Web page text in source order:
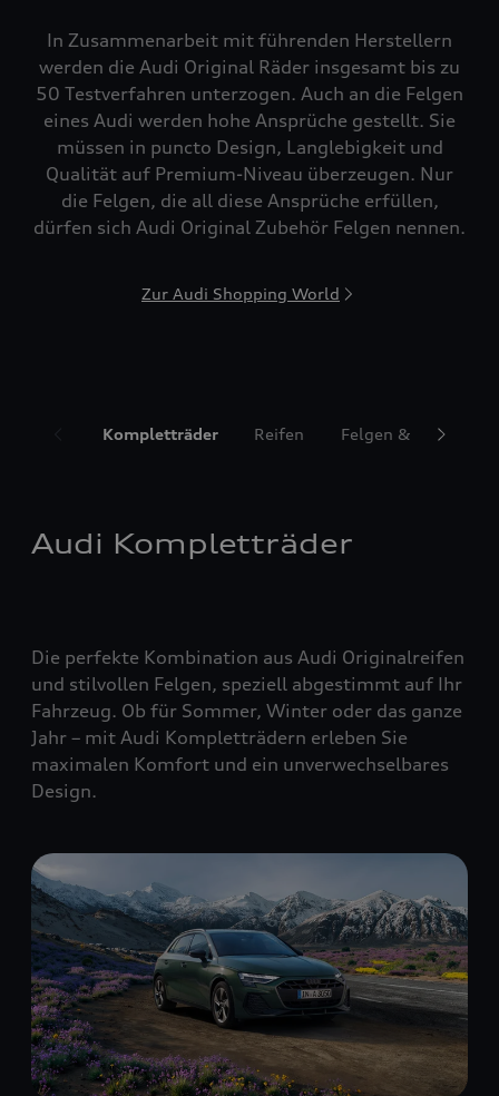
In Zusammenarbeit mit führenden Herstellern
werden die Audi Original Räder insgesamt bis zu
50 Testverfahren unterzogen. Auch an die Felgen
eines Audi werden hohe Ansprüche gestellt. Sie
müssen in puncto Design, Langlebigkeit und
Qualität auf Premium-Niveau überzeugen. Nur
die Felgen, die all diese Ansprüche erfüllen,
dürfen sich Audi Original Zubehör Felgen nennen.
Zur Audi Shopping World
Kompletträder Reifen Felgen &
Audi Kompletträder
Die perfekte Kombination aus Audi Originalreifen
und stilvollen Felgen, speziell abgestimmt auf Ihr
Fahrzeug. Ob für Sommer, Winter oder das ganze
Jahr – mit Audi Kompletträdern erleben Sie
maximalen Komfort und ein unverwechselbares
Design.